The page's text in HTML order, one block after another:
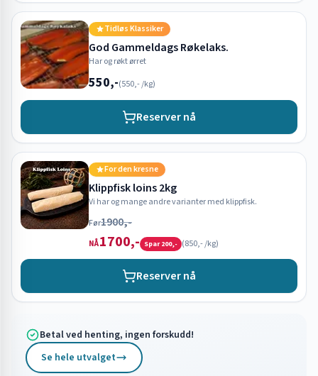
Tidløs Klassiker
God Gammeldags Røkelaks.
Har og røkt ørret
550,-(550,-/kg)
Reserver nå
For den kresne
Klippfisk loins 2kg
Vi har og mange andre varianter med klippfisk.
Før1900,-
NÅ1700,- Spar200,- (850,-/kg)
Reserver nå
Betal ved henting, ingen forskudd!
Se hele utvalget